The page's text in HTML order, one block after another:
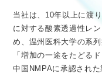
当社は、10年以上に渡
に対する酸素透過性レ
め、温州医科大学の系
「増加の一途をたどる
中国NMPAに承認され